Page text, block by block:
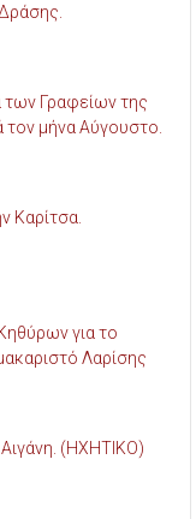
Γραφείων της
μήνα Αύγουστο.
Καρίτσα.
για το
Λαρίσης
(ΗΧΗΤΙΚΟ)